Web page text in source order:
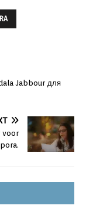
Jabbour для
voor